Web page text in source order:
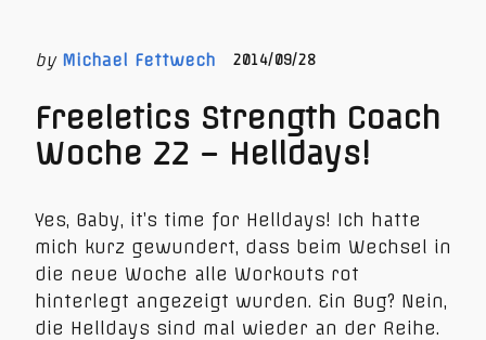
by Michael Fettwech 2014/09/28
Freeletics Strength Coach
Woche 22 – Helldays!
Yes, Baby, it’s time for Helldays! Ich hatte
mich kurz gewundert, dass beim Wechsel in
die neue Woche alle Workouts rot
hinterlegt angezeigt wurden. Ein Bug? Nein,
die Helldays sind mal wieder an der Reihe.